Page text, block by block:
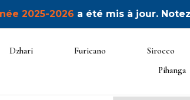
2025-2026 a été mis à jour.
Dzhari Furicano Sirocco
Pihanga